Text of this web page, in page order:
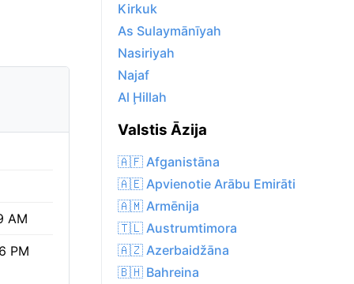
AM
PM
Kirkuk
As Sulaymānīyah
Nasiriyah
Najaf
Al Ḩillah
Valstis Āzija
🇦🇫 Afganistāna
🇦🇪 Apvienotie Arābu Emirāti
🇦🇲 Armēnija
🇹🇱 Austrumtimora
🇦🇿 Azerbaidžāna
🇧🇭 Bahreina